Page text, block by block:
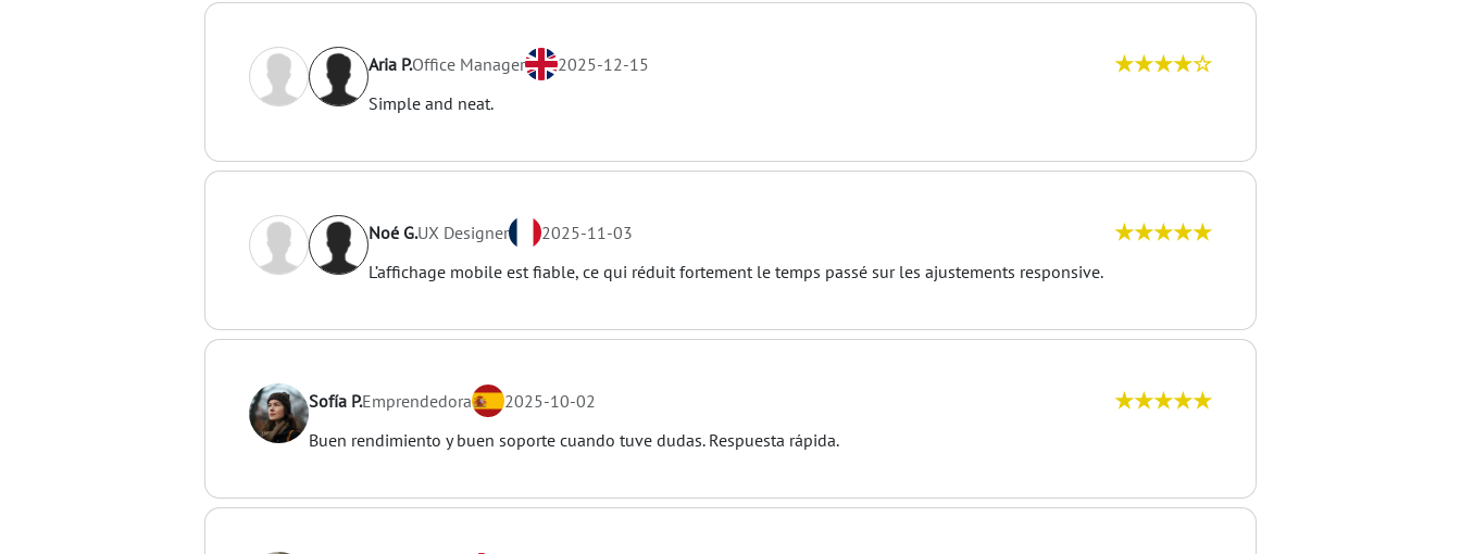
Aria P.Office Manager 2025-12-15 ★★★★☆
Simple and neat.
Noé G.UX Designer 2025-11-03 ★★★★★
L’affichage mobile est fiable, ce qui réduit fortement le temps passé sur les ajustements responsive.
Sofía P.Emprendedora 2025-10-02 ★★★★★
Buen rendimiento y buen soporte cuando tuve dudas. Respuesta rápida.